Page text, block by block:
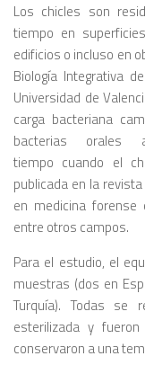
Los chicles son
tiempo en
edificios o incluso en
Biología Integrativa
Universidad de
carga bacteriana
bacterias orales
tiempo cuando el
publicada en la revista
en medicina forense
entre otros campos.
Para el estudio, el
muestras (dos en
Turquía). Todas se
esterilizada y
conservaron a una